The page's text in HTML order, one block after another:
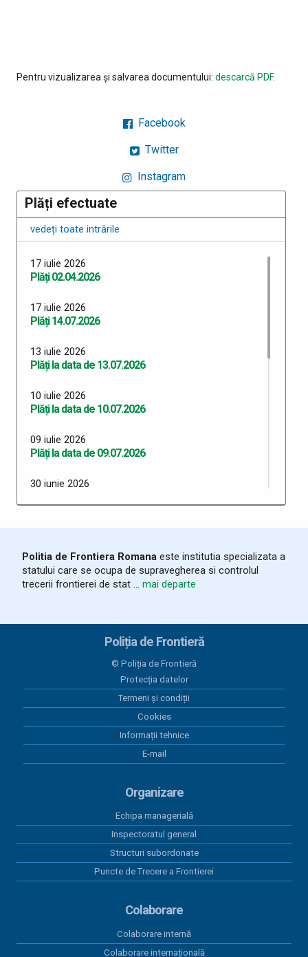
Pentru vizualizarea și salvarea documentului: descarcă PDF.
Facebook
Twitter
Instagram
Plăți efectuate
vedeți toate intrările
17 iulie 2026
Plăți 02.04.2026
17 iulie 2026
Plăți 14.07.2026
13 iulie 2026
Plăți la data de 13.07.2026
10 iulie 2026
Plăți la data de 10.07.2026
09 iulie 2026
Plăți la data de 09.07.2026
30 iunie 2026
26 iunie 2026
Plăți 26.06.2026
11 iunie 2026
Plăți 11.06.2026
Politia de Frontiera Romana este institutia specializata a
statului care se ocupa de supravegherea si controlul
trecerii frontierei de stat ... mai departe
Poliția de Frontieră
© Poliția de Frontieră
Protecția datelor
Termeni și condiții
Cookies
Informații tehnice
E-mail
Organizare
Echipa managerială
Inspectoratul general
Structuri subordonate
Puncte de Trecere a Frontierei
Colaborare
Colaborare internă
Colaborare internațională